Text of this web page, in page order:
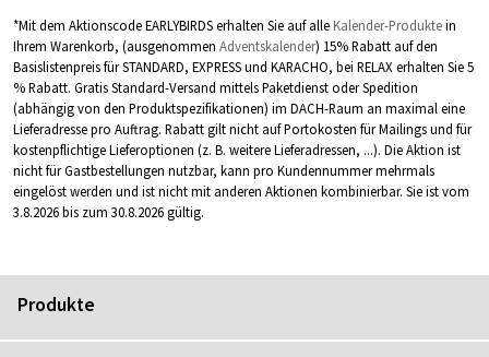
*Mit dem AktionscodeEARLYBIRDSerhalten Sie auf alle Kalender-Produktein
Ihrem Warenkorb, (ausgenommen Adventskalender) 15% Rabatt auf den
Basislistenpreis für STANDARD, EXPRESS und KARACHO, bei RELAX erhalten Sie 5
% Rabatt. Gratis Standard-Versand mittels Paketdienst oder Spedition
(abhängig von den Produktspezifikationen) im DACH-Raum an maximal eine
Lieferadresse pro Auftrag. Rabatt gilt nicht auf Portokosten für Mailings und für
kostenpflichtige Lieferoptionen (z. B. weitere Lieferadressen, ...). Die Aktion ist
nicht für Gastbestellungen nutzbar, kann pro Kundennummer mehrmals
eingelöst werden und ist nicht mit anderen Aktionen kombinierbar. Sie ist vom
3.8.2026 bis zum 30.8.2026 gültig.
Produkte